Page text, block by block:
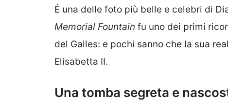
É una delle foto più belle e celebri di
Memorial Fountain fu uno dei primi
del Galles: e pochi sanno che la sua
Elisabetta II.
Una tomba segreta e